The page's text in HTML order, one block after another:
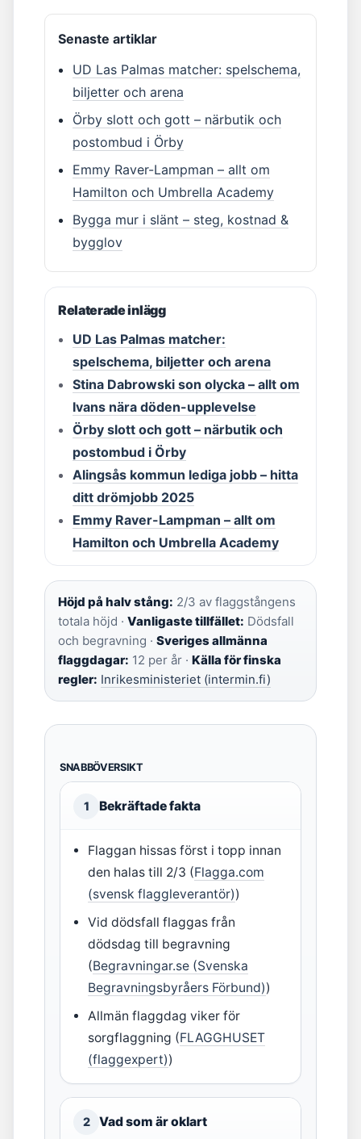
Senaste artiklar
UD Las Palmas matcher: spelschema,
biljetter och arena
Örby slott och gott – närbutik och
postombud i Örby
Emmy Raver-Lampman – allt om
Hamilton och Umbrella Academy
Bygga mur i slänt – steg, kostnad &
bygglov
Relaterade inlägg
UD Las Palmas matcher:
spelschema, biljetter och arena
Stina Dabrowski son olycka – allt om
Ivans nära döden-upplevelse
Örby slott och gott – närbutik och
postombud i Örby
Alingsås kommun lediga jobb – hitta
ditt drömjobb 2025
Emmy Raver-Lampman – allt om
Hamilton och Umbrella Academy
Höjd på halv stång: 2/3 av flaggstångens
totala höjd · Vanligaste tillfället: Dödsfall
och begravning · Sveriges allmänna
flaggdagar: 12 per år · Källa för finska
regler: Inrikesministeriet (intermin.fi)
SNABBÖVERSIKT
1 Bekräftade fakta
Flaggan hissas först i topp innan
den halas till 2/3 (Flagga.com
(svensk flaggleverantör))
Vid dödsfall flaggas från
dödsdag till begravning
(Begravningar.se (Svenska
Begravningsbyråers Förbund))
Allmän flaggdag viker för
sorgflaggning (FLAGGHUSET
(flaggexpert))
2 Vad som är oklart